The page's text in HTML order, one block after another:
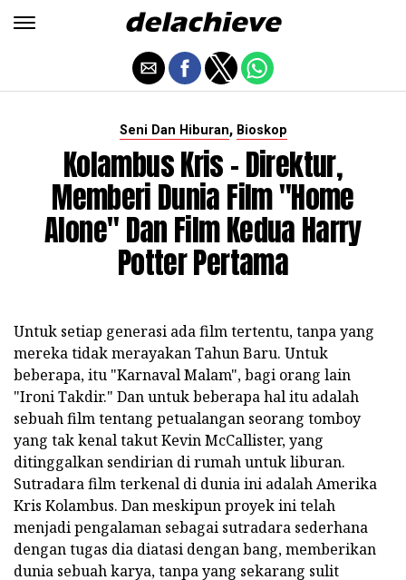
Seni Dan Hiburan, Bioskop
Kolambus Kris - Direktur,
Memberi Dunia Film "Home
Alone" Dan Film Kedua Harry
Potter Pertama
Untuk setiap generasi ada film tertentu, tanpa yang
mereka tidak merayakan Tahun Baru. Untuk
beberapa, itu "Karnaval Malam", bagi orang lain
"Ironi Takdir." Dan untuk beberapa hal itu adalah
sebuah film tentang petualangan seorang tomboy
yang tak kenal takut Kevin McCallister, yang
ditinggalkan sendirian di rumah untuk liburan.
Sutradara film terkenal di dunia ini adalah Amerika
Kris Kolambus. Dan meskipun proyek ini telah
menjadi pengalaman sebagai sutradara sederhana
dengan tugas dia diatasi dengan bang, memberikan
dunia sebuah karya, tanpa yang sekarang sulit